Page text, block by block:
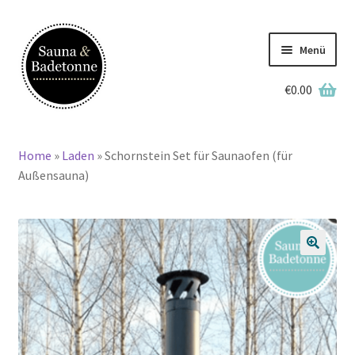
Navigation
springen
Zum
Inhalt
springen
Menü
Home
Lagerbestand
Badetonnen
Saunen
Grillkotas
€0.00
Home » Laden »Schornstein Set für Saunaofen (für
Außensauna)
🔍